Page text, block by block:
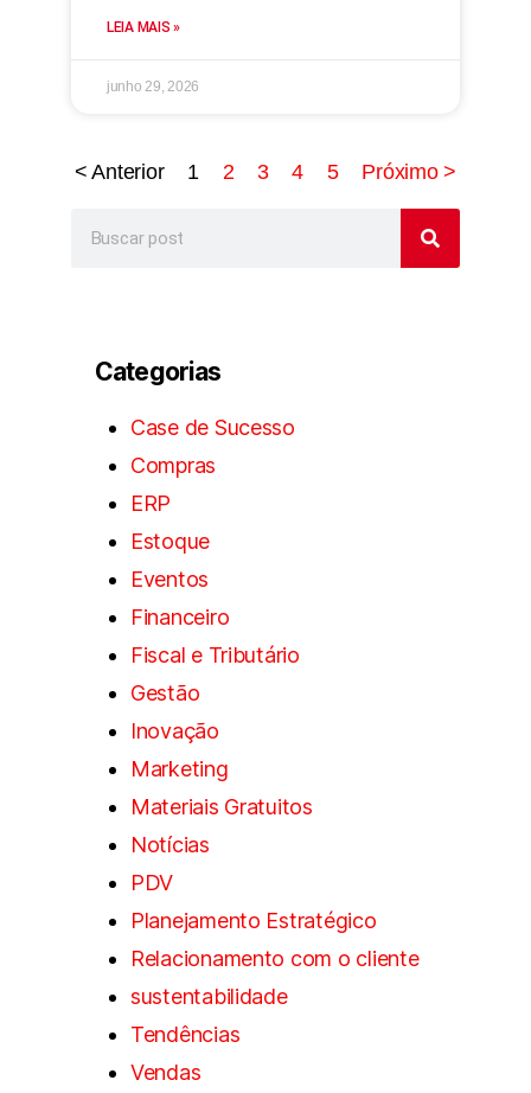
LEIA MAIS »
junho 29, 2026
< Anterior 1 2 3 4 5 Próximo >
Categorias
Case de Sucesso
Compras
ERP
Estoque
Eventos
Financeiro
Fiscal e Tributário
Gestão
Inovação
Marketing
Materiais Gratuitos
Notícias
PDV
Planejamento Estratégico
Relacionamento com o cliente
sustentabilidade
Tendências
Vendas